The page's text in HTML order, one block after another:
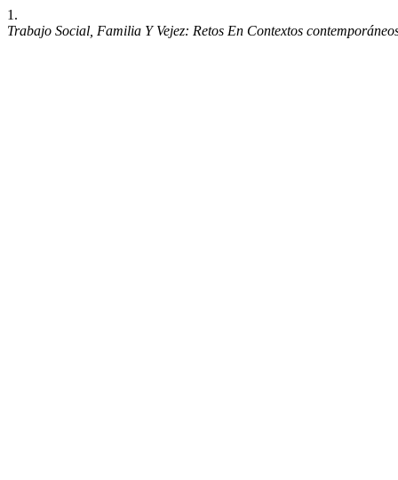
1.
Trabajo Social, Familia Y Vejez: Retos En Contextos